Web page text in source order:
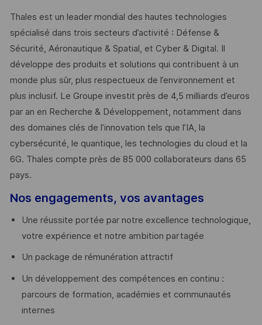
Thales est un leader mondial des hautes technologies
spécialisé dans trois secteurs d’activité : Défense &
Sécurité, Aéronautique & Spatial, et Cyber & Digital. Il
développe des produits et solutions qui contribuent à un
monde plus sûr, plus respectueux de l’environnement et
plus inclusif. Le Groupe investit près de 4,5 milliards d’euros
par an en Recherche & Développement, notamment dans
des domaines clés de l’innovation tels que l’IA, la
cybersécurité, le quantique, les technologies du cloud et la
6G. Thales compte près de 85 000 collaborateurs dans 65
pays. ​
Nos engagements, vos avantages
Une réussite portée par notre excellence technologique,
votre expérience et notre ambition partagée
Un package de rémunération attractif
Un développement des compétences en continu :
parcours de formation, académies et communautés
internes